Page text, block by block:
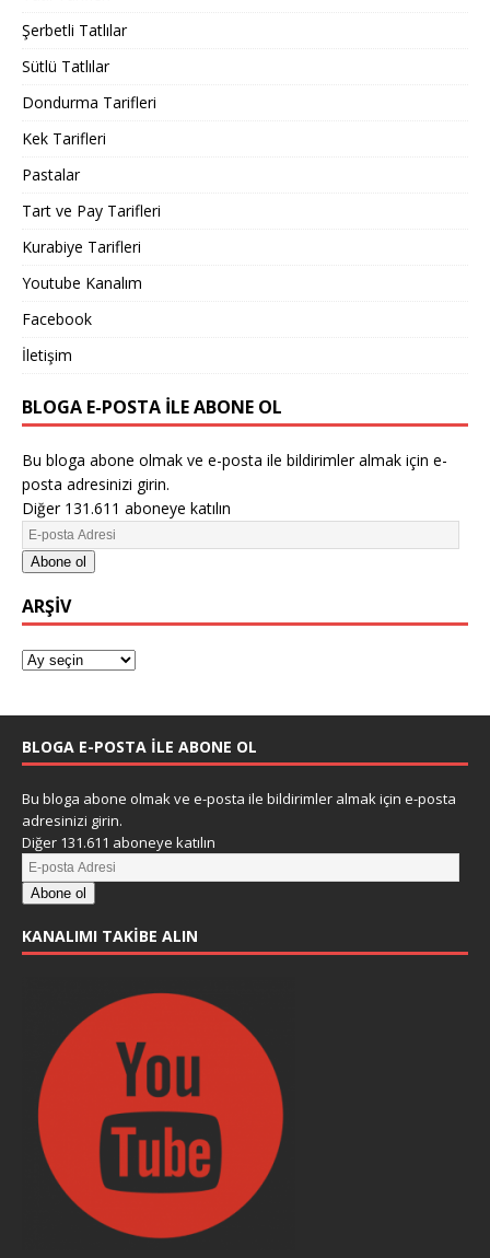
Şerbetli Tatlılar
Sütlü Tatlılar
Dondurma Tarifleri
Kek Tarifleri
Pastalar
Tart ve Pay Tarifleri
Kurabiye Tarifleri
Youtube Kanalım
Facebook
İletişim
BLOGA E-POSTA ILE ABONE OL
Bu bloga abone olmak ve e-posta ile bildirimler almak için e-
posta adresinizi girin.
Diğer 131.611 aboneye katılın
Abone ol
ARŞIV
BLOGA E-POSTA ILE ABONE OL
Bu bloga abone olmak ve e-posta ile bildirimler almak için e-posta
adresinizi girin.
Diğer 131.611 aboneye katılın
Abone ol
KANALIMI TAKIBE ALIN